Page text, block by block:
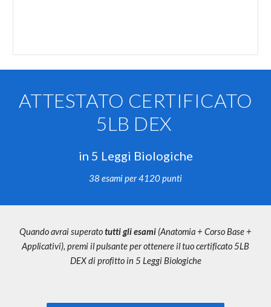
ATTESTATO CERTIFICATO
5LB DEX
in 5 Leggi Biologiche
38 esami per 4120 punti
Quando avrai superatotutti gli esami (Anatomia + Corso Base +
Applicativi), premi il pulsante per ottenere il tuo certificato 5LB
DEX di profitto in 5 Leggi Biologiche